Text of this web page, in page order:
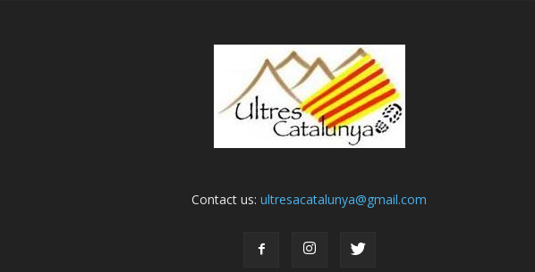
Contact us:ultresacatalunya@gmail.com